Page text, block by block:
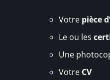
Votre pièce
Le ou les
Une
Votre CV